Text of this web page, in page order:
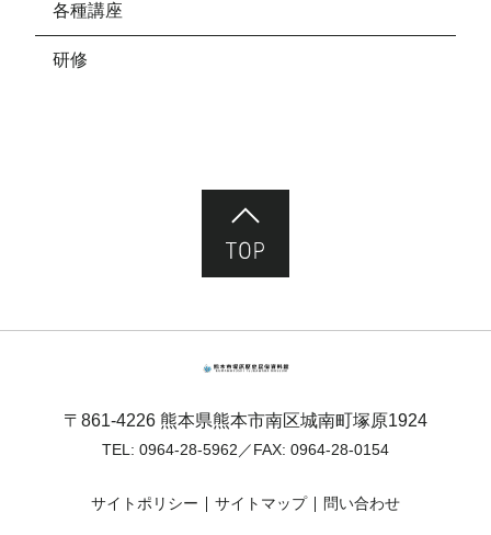
各種講座
研修
〒861-4226 熊本県熊本市南区城南町塚原1924
TEL: 0964-28-5962 ／FAX: 0964-28-0154
サイトポリシー サイトマップ 問い合わせ